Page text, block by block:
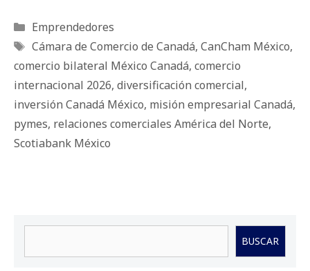
Categorías
Emprendedores
Etiquetas
Cámara de Comercio de Canadá, CanCham México,
comercio bilateral México Canadá, comercio
internacional 2026, diversificación comercial,
inversión Canadá México, misión empresarial Canadá,
pymes, relaciones comerciales América del Norte,
Scotiabank México
BUSCAR